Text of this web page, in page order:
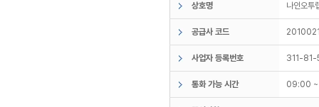
상호명 나인오
공급사 코드
사업자 등록번호 311-
통화 가능 시간 09:00